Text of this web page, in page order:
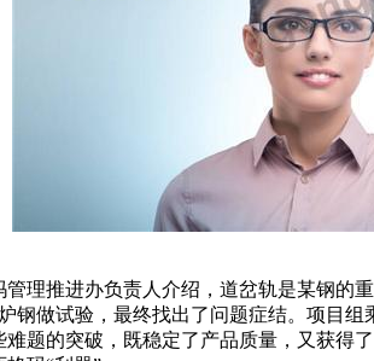
管理推进办负责人介绍，道岔轨是某钢的
钢做试验，最终找出了问题症结。项目
难题的突破，既稳定了产品质量，又获得